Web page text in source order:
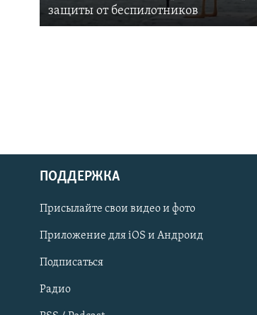
Українською
Qırımtatar
ПРИСОЕДИНЯЙТЕСЬ!
защиты от беспилотников
ПОДДЕРЖКА
Присылайте свои видео и фото
Приложение для iOS и Андроид
Подписаться
Радио